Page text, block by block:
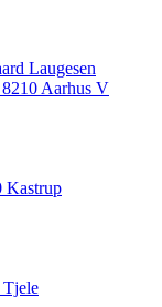
Laugesen
Aarhus V
Kastrup
Tjele